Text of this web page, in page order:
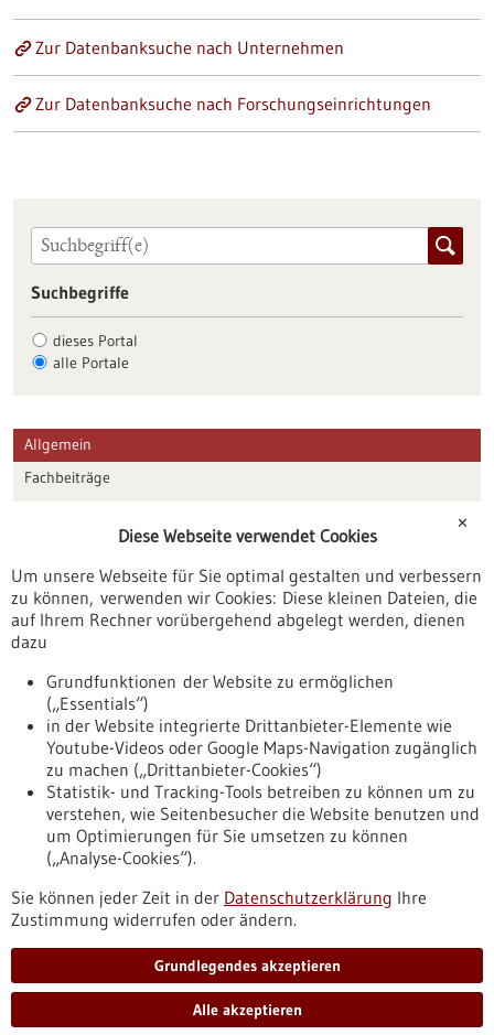
Zur Datenbanksuche nach Unternehmen
Zur Datenbanksuche nach Forschungseinrichtungen
Suchbegriffe
dieses Portal
alle Portale
Allgemein
Fachbeiträge
Veranstaltungen
Erscheinungsdatum
Nach oben
Informiert bleiben
Newsletter abonnieren
✕
Diese Webseite verwendet Cookies
Um unsere Webseite für Sie optimal gestalten und verbessern
zu können, verwenden wir Cookies: Diese kleinen Dateien, die
auf Ihrem Rechner vorübergehend abgelegt werden, dienen
dazu
Grundfunktionen der Website zu ermöglichen
(„Essentials“)
in der Website integrierte Drittanbieter-Elemente wie
Youtube-Videos oder Google Maps-Navigation zugänglich
zu machen („Drittanbieter-Cookies“)
Statistik- und Tracking-Tools betreiben zu können um zu
verstehen, wie Seitenbesucher die Website benutzen und
um Optimierungen für Sie umsetzen zu können
(„Analyse-Cookies“).
Sie können jeder Zeit in der Datenschutzerklärung Ihre
Zustimmung widerrufen oder ändern.
Grundlegendes akzeptieren
Alle akzeptieren